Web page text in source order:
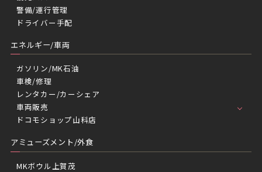
警備/運行管理
ドライバー手配
エネルギー/車両
ガソリン/MK石油
車検/修理
レンタカー/カーシェア
車両販売
ドコモショップ山科店
アミューズメント/外食
MKボウル上賀茂